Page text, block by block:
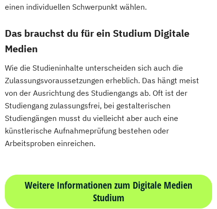
einen individuellen Schwerpunkt wählen.
Das brauchst du für ein Studium Digitale
Medien
Wie die Studieninhalte unterscheiden sich auch die
Zulassungsvoraussetzungen erheblich. Das hängt meist
von der Ausrichtung des Studiengangs ab. Oft ist der
Studiengang zulassungsfrei, bei gestalterischen
Studiengängen musst du vielleicht aber auch eine
künstlerische Aufnahmeprüfung bestehen oder
Arbeitsproben einreichen.
Weitere Informationen zum Digitale Medien
Studium